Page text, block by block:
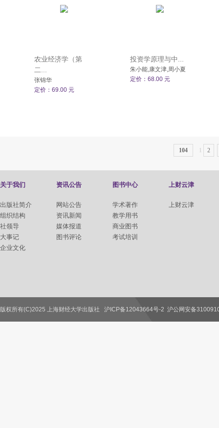
农业经济学（第
二...
张锦华
定价：69.00 元
投资学原理与中...
朱小能,康文津,周小夏
定价：68.00 元
104 2
关于我们
出版社简介
组织结构
社领导
大事记
企业文化
资讯公告
网站公告
资讯新闻
媒体报道
图书评论
图书中心
学术著作
教学用书
商业图书
考试培训
上财云津
上财云津
联系我们
版权所有(C)2025 上海财经大学出版社 沪ICP备12043664号-2 沪公网安备